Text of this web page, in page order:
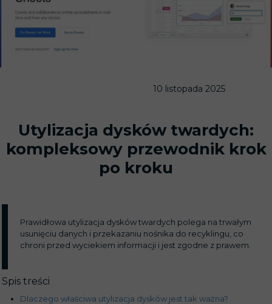
10 listopada 2025
Utylizacja dysków twardych:
kompleksowy przewodnik krok
po kroku
Prawidłowa utylizacja dysków twardych polega na trwałym
usunięciu danych i przekazaniu nośnika do recyklingu, co
chroni przed wyciekiem informacji i jest zgodne z prawem.
Spis treści
Dlaczego właściwa utylizacja dysków jest tak ważna?